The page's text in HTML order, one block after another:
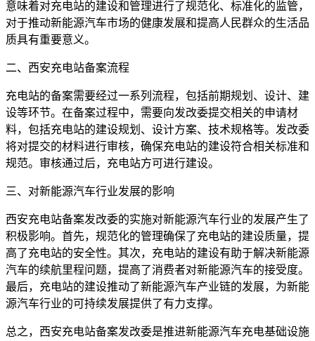
意味着对充电站的建设和管理进行了规范化、标准化的监管，
对于推动新能源汽车市场的健康发展和提高人民群众的生活品
质具有重要意义。
二、西安充电站备案流程
充电站的备案需要经过一系列流程，包括前期规划、设计、建
设等环节。在备案过程中，需要向发改委提交相关的申请材
料，包括充电站的建设规划、设计方案、技术规格等。发改委
将对提交的材料进行审核，确保充电站的建设符合相关标准和
规范。审核通过后，充电站方可进行建设。
三、对新能源汽车行业发展的影响
西安充电站备案发改委的实施对新能源汽车行业的发展产生了
积极影响。首先，规范化的管理确保了充电站的建设质量，提
高了充电站的安全性。其次，充电站的建设有助于解决新能源
汽车的续航里程问题，提高了消费者对新能源汽车的接受度。
最后，充电站的建设推动了新能源汽车产业链的发展，为新能
源汽车行业的可持续发展提供了有力支撑。
总之，西安充电站备案发改委是推进新能源汽车充电基础设施